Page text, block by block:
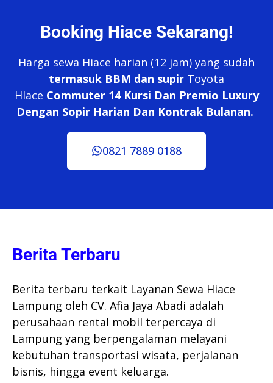
Booking Hiace Sekarang!
Harga sewa Hiace harian (12 jam) yang sudah
termasuk BBM dan supir Toyota
HIace Commuter 14 Kursi Dan Premio Luxury
Dengan Sopir Harian Dan Kontrak Bulanan.
0821 7889 0188
Berita Terbaru
Berita terbaru terkait Layanan Sewa Hiace
Lampung oleh CV. Afia Jaya Abadi adalah
perusahaan rental mobil terpercaya di
Lampung yang berpengalaman melayani
kebutuhan transportasi wisata, perjalanan
bisnis, hingga event keluarga.